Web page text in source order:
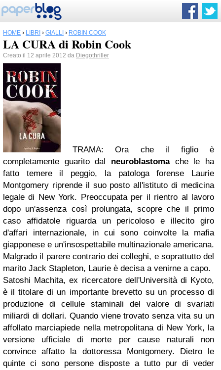
HOME › LIBRI › GIALLI › ROBIN COOK
LA CURA di Robin Cook
Creato il 12 aprile 2012 da Diegothriller
TRAMA: Ora che il figlio è
completamente guarito dal neuroblastomache le ha
fatto temere il peggio, la patologa forense Laurie
Montgomery riprende il suo posto all'istituto di medicina
legale di New York. Preoccupata per il rientro al lavoro
dopo un'assenza così prolungata, scopre che il primo
caso affidatole riguarda un pericoloso e illecito giro
d'affari internazionale, in cui sono coinvolte la mafia
giapponese e un'insospettabile multinazionale americana.
Malgrado il parere contrario dei colleghi, e soprattutto del
marito Jack Stapleton, Laurie è decisa a venirne a capo.
Satoshi Machita, ex ricercatore dell'Università di Kyoto,
è il titolare di un importante brevetto su un processo di
produzione di cellule staminali del valore di svariati
miliardi di dollari. Quando viene trovato senza vita su un
affollato marciapiede nella metropolitana di New York, la
versione ufficiale di morte per cause naturali non
convince affatto la dottoressa Montgomery. Dietro le
quinte ci sono persone disposte a tutto pur di veder